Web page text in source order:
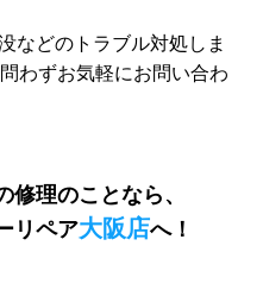
などのトラブル対処しま
わずお気軽にお問い合わ
修理のことなら、
リペア大阪店へ！